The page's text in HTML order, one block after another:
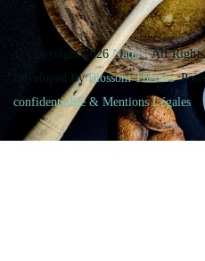
© Copyright 2026Natur'. All
Developed ByBlossom Themes.
confidentialité & Mentions Légales